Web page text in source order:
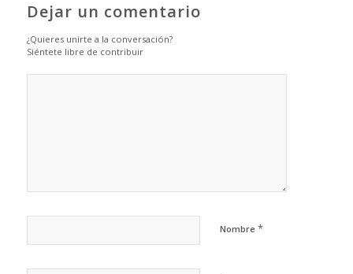
Dejar un comentario
¿Quieres unirte a la conversación?
Siéntete libre de contribuir
Nombre *